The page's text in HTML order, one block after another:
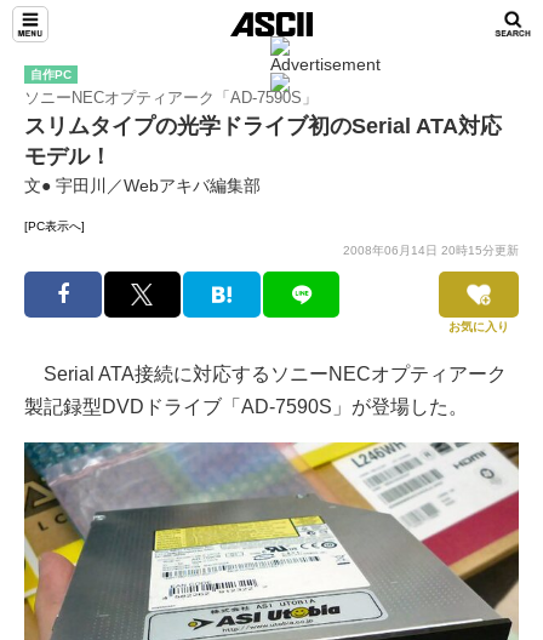
自作PC
ソニーNECオプティアーク「AD-7590S」
スリムタイプの光学ドライブ初のSerial ATA対応
モデル！
文● 宇田川／Webアキバ編集部
[PC表示へ]
2008年06月14日 20時15分更新
お気に入り
Serial ATA接続に対応するソニーNECオプティアーク
製記録型DVDドライブ「AD-7590S」が登場した。